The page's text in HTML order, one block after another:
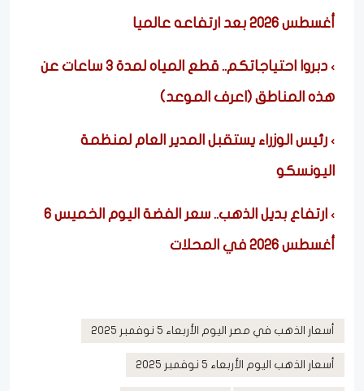
أغسطس 2026 بعد ارتفاعه عالميا
دبروا احتياجاتكم.. قطع المياه لمدة 3 ساعات عن
هذه المناطق (اعرف الموعد)
رئيس الوزراء يستقبل المدير العام لمنظمة
اليونسكو
ارتفاع بديل الذهب.. سعر الفضة اليوم الخميس 6
أغسطس 2026 في المحلات
أسعار الذهب في مصر اليوم الأربعاء 5 نوفمبر 2025
أسعار الذهب اليوم الأربعاء 5 نوفمبر 2025